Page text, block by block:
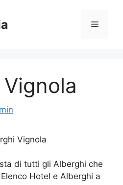
Menu
di tutti gli Alberghi che
Hotel e Alberghi a